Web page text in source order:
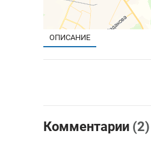
ОПИСАНИЕ
Комментарии (2)